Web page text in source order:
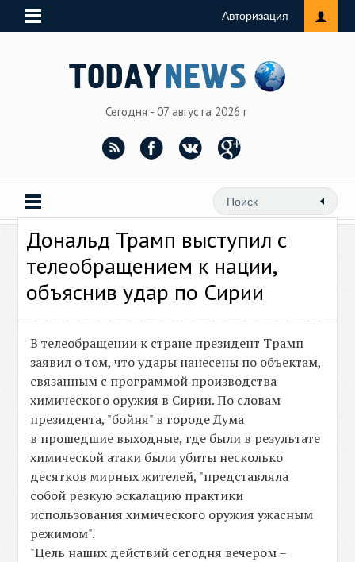
Авторизация
Сегодня - 07 августа 2026 г
Дональд Трамп выступил с
телеобращением к нации,
объяснив удар по Сирии
В телеобращении к стране президент Трамп
заявил о том, что удары нанесены по объектам,
связанным с программой производства
химического оружия в Сирии. По словам
президента, "бойня" в городе Дума
в прошедшие выходные, где были в результате
химической атаки были убиты несколько
десятков мирных жителей, "представляла
собой резкую эскалацию практики
использования химического оружия ужасным
режимом".
"Цель наших действий сегодня вечером –